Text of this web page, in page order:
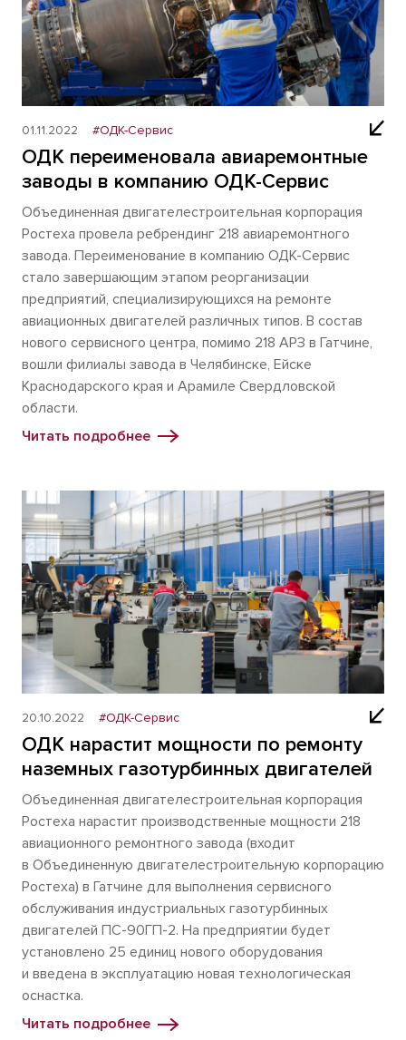
01.11.2022 #ОДК-Сервис
ОДК переименовала авиаремонтные
заводы в компанию ОДК-Сервис
Объединенная двигателестроительная корпорация
Ростеха провела ребрендинг 218 авиаремонтного
завода. Переименование в компанию ОДК-Сервис
стало завершающим этапом реорганизации
предприятий, специализирующихся на ремонте
авиационных двигателей различных типов. В состав
нового сервисного центра, помимо 218 АРЗ в Гатчине,
вошли филиалы завода в Челябинске, Ейске
Краснодарского края и Арамиле Свердловской
области.
Читать подробнее
20.10.2022 #ОДК-Сервис
ОДК нарастит мощности по ремонту
наземных газотурбинных двигателей
Объединенная двигателестроительная корпорация
Ростеха нарастит производственные мощности 218
авиационного ремонтного завода (входит
в Объединенную двигателестроительную корпорацию
Ростеха) в Гатчине для выполнения сервисного
обслуживания индустриальных газотурбинных
двигателей ПС-90ГП-2. На предприятии будет
установлено 25 единиц нового оборудования
и введена в эксплуатацию новая технологическая
оснастка.
Читать подробнее